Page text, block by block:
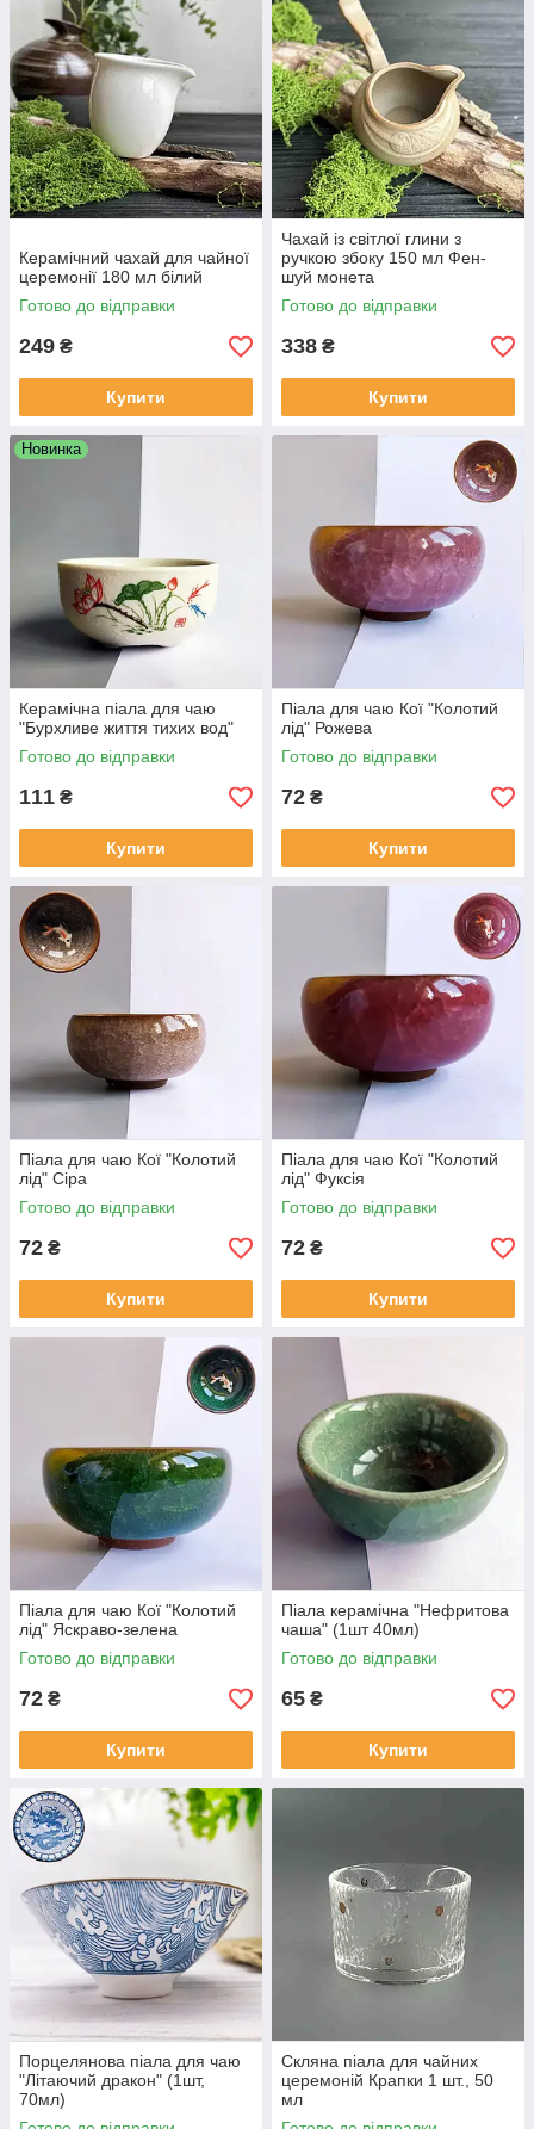
Керамічний чахай для чайної
церемонії 180 мл білий
Готово до відправки
249 ₴
Купити
Чахай із світлої глини з
ручкою збоку 150 мл Фен-
шуй монета
Готово до відправки
338 ₴
Купити
Новинка
Керамічна піала для чаю
"Бурхливе життя тихих вод"
Готово до відправки
111 ₴
Купити
Піала для чаю Кої "Колотий
лід" Рожева
Готово до відправки
72 ₴
Купити
Піала для чаю Кої "Колотий
лід" Сіра
Готово до відправки
72 ₴
Купити
Піала для чаю Кої "Колотий
лід" Фуксія
Готово до відправки
72 ₴
Купити
Піала для чаю Кої "Колотий
лід" Яскраво-зелена
Готово до відправки
72 ₴
Купити
Піала керамічна "Нефритова
чаша" (1шт 40мл)
Готово до відправки
65 ₴
Купити
Порцелянова піала для чаю
"Літаючий дракон" (1шт,
70мл)
Скляна піала для чайних
церемоній Крапки 1 шт., 50
мл